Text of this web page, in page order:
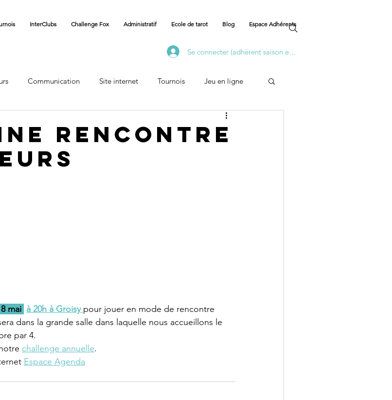
InterClubs Challenge Fox Administratif Ecole de tarot Blog Espace Adhérents
Se connecter (adhérent saison en cours)
Communication Site internet Tournois Jeu en ligne
rencontre
mai à 20h à Groisy pour jouer en mode de rencontre
dans la grande salle dans laquelle nous accueillons le
par 4.
challenge annuelle.
Espace Agenda